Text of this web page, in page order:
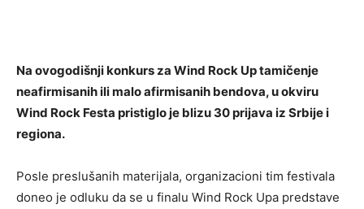
Na ovogodišnji konkurs za Wind Rock Up tamičenje
neafirmisanih ili malo afirmisanih bendova, u okviru
Wind Rock Festa pristiglo je blizu 30 prijava iz Srbije i
regiona.
Posle preslušanih materijala, organizacioni tim festivala
doneo je odluku da se u finalu Wind Rock Upa predstave